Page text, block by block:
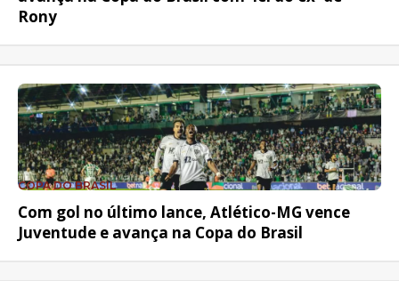
Rony
COPA DO BRASIL
Com gol no último lance, Atlético-MG vence
Juventude e avança na Copa do Brasil